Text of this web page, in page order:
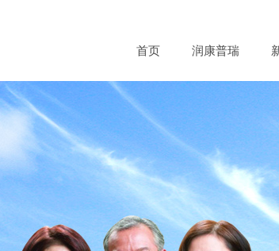
首页 润康普瑞